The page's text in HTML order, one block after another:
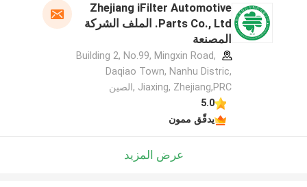
Zhejiang iFilter Automotive
Parts Co., Ltd. الملف الشركة
المصنعة
Building 2, No.99, Mingxin Road,
Daqiao Town, Nanhu Distric,
Jiaxing, Zhejiang,PRC ,الصين
5.0
يدقّق ممون
عرض المزيد